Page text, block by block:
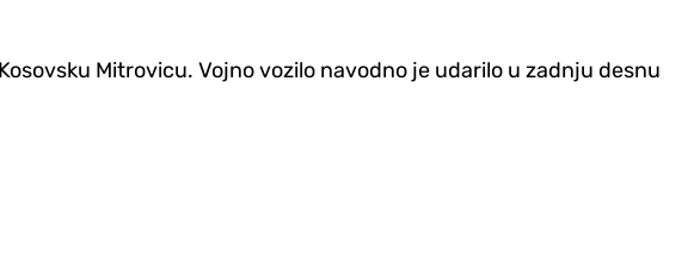
Mitrovicu. Vojno vozilo navodno je udarilo u zadnju desnu